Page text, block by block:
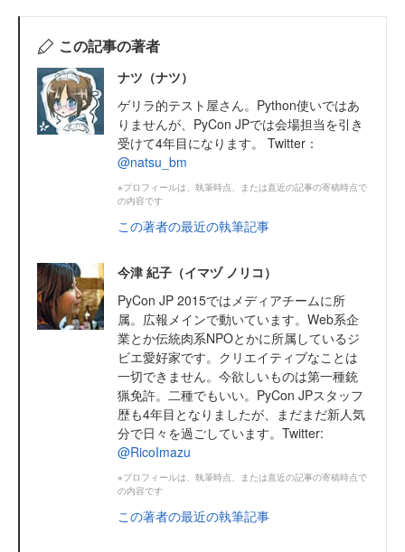
この記事の著者
ナツ（ナツ）
ゲリラ的テスト屋さん。Python使いではあ
りませんが、PyCon JPでは会場担当を引き
受けて4年目になります。 Twitter：
@natsu_bm
※プロフィールは、執筆時点、または直近の記事の寄稿時点で
の内容です
この著者の最近の執筆記事
今津 紀子（イマヅ ノリコ）
PyCon JP 2015ではメディアチームに所
属。広報メインで動いています。Web系企
業とか伝統肉系NPOとかに所属しているジ
ビエ愛好家です。クリエイティブなことは
一切できません。今欲しいものは第一種銃
猟免許。二種でもいい。PyCon JPスタッフ
歴も4年目となりましたが、まだまだ新人気
分で日々を過ごしています。Twitter:
@RicoImazu
※プロフィールは、執筆時点、または直近の記事の寄稿時点で
の内容です
この著者の最近の執筆記事